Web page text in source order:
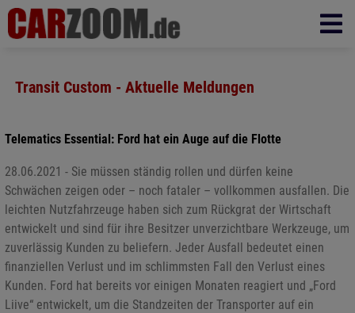
Transit Custom - Aktuelle Meldungen
Telematics Essential: Ford hat ein Auge auf die Flotte
28.06.2021 - Sie müssen ständig rollen und dürfen keine
Schwächen zeigen oder – noch fataler – vollkommen ausfallen. Die
leichten Nutzfahrzeuge haben sich zum Rückgrat der Wirtschaft
entwickelt und sind für ihre Besitzer unverzichtbare Werkzeuge, um
zuverlässig Kunden zu beliefern. Jeder Ausfall bedeutet einen
finanziellen Verlust und im schlimmsten Fall den Verlust eines
Kunden. Ford hat bereits vor einigen Monaten reagiert und „Ford
Liive“ entwickelt, um die Standzeiten der Transporter auf ein